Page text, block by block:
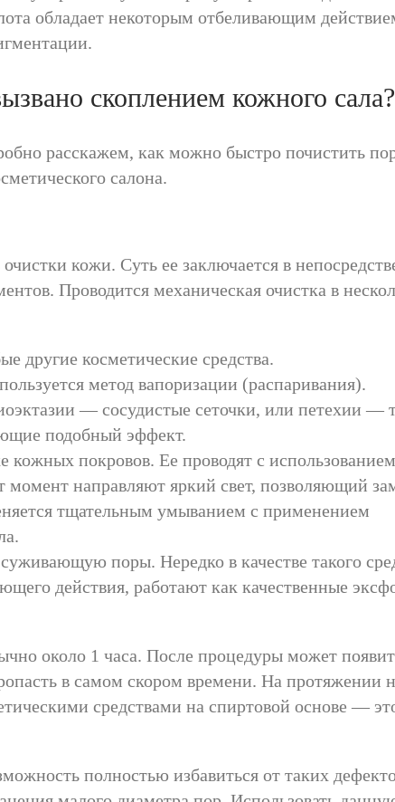
обладает некоторым отбеливающим
скоплением кожного сала?
расскажем, как можно быстро почистить
салона.
кожи. Суть ее заключается в
Проводится механическая очистка в
другие косметические средства.
метод вапоризации (распаривания).
— сосудистые сеточки, или петехии —
подобный эффект.
кожных покровов. Ее проводят с использованием
направляют яркий свет, позволяющий
тщательным умыванием с применением
поры. Нередко в качестве такого
действия, работают как качественные
около 1 часа. После процедуры может
в самом скором времени. На протяжении
средствами на спиртовой основе —
полностью избавиться от таких